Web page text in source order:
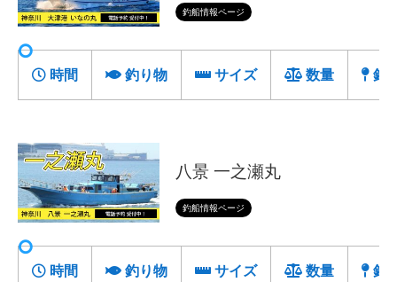
釣船情報ページ
時間 釣り物 サイズ 数量 釣
八景 一之瀬丸
釣船情報ページ
時間 釣り物 サイズ 数量 釣